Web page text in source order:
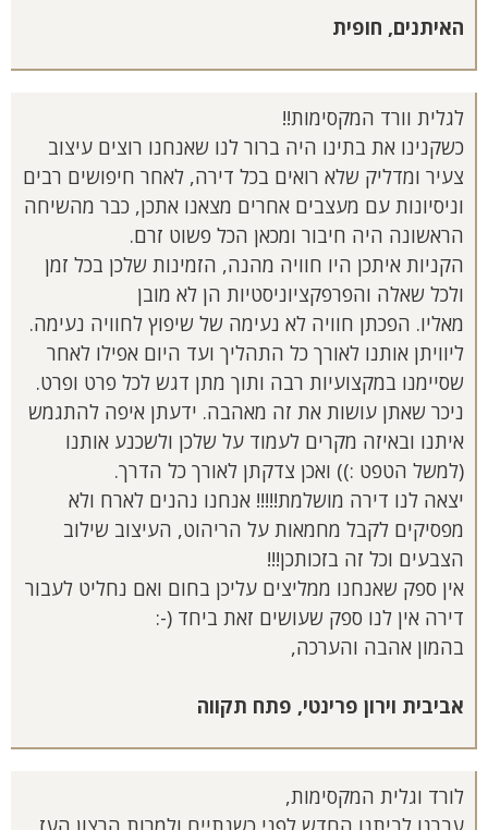
האיתנים, חופית
לגלית וורד המקסימות!!
כשקנינו את בתינו היה ברור לנו שאנחנו רוצים עיצוב
צעיר ומדליק שלא רואים בכל דירה, לאחר חיפושים רבים
וניסיונות עם מעצבים אחרים מצאנו אתכן, כבר מהשיחה
הראשונה היה חיבור ומכאן הכל פשוט זרם.
הקניות איתכן היו חוויה מהנה, הזמינות שלכן בכל זמן
ולכל שאלה והפרפקציוניסטיות הן לא מובן
מאליו. הפכתן חוויה לא נעימה של שיפוץ לחוויה נעימה.
ליוויתן אותנו לאורך כל התהליך ועד היום אפילו לאחר
שסיימנו במקצועיות רבה ותוך מתן דגש לכל פרט ופרט.
ניכר שאתן עושות את זה מאהבה. ידעתן איפה להתגמש
איתנו ובאיזה מקרים לעמוד על שלכן ולשכנע אותנו
(למשל הטפט :)) ואכן צדקתן לאורך כל הדרך.
יצאה לנו דירה מושלמת!!!!! אנחנו נהנים לארח ולא
מפסיקים לקבל מחמאות על הריהוט, העיצוב שילוב
הצבעים וכל זה בזכותכן!!!
אין ספק שאנחנו ממליצים עליכן בחום ואם נחליט לעבור
דירה אין לנו ספק שעושים זאת ביחד (-:
בהמון אהבה והערכה,
אביבית וירון פרינטי, פתח תקווה
לורד וגלית המקסימות,